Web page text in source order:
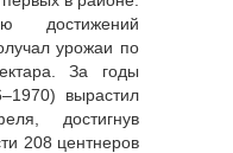
достижений
урожаи по
За годы
вырастил
достигнув
208 центнеров